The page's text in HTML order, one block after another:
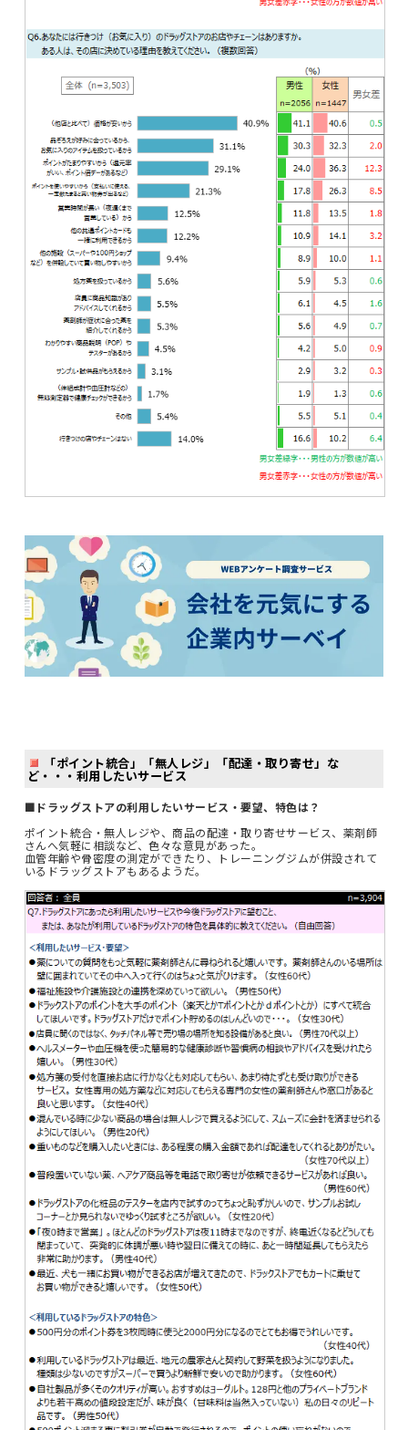
「ポイント統合」「無人レジ」「配達・取り寄せ」な
ど・・・利用したいサービス
■ドラッグストアの利用したいサービス・要望、特色は？
ポイント統合・無人レジや、商品の配達・取り寄せサービス、薬剤師
さんへ気軽に相談など、色々な意見があった。
血管年齢や骨密度の測定ができたり、トレーニングジムが併設されて
いるドラッグストアもあるようだ。